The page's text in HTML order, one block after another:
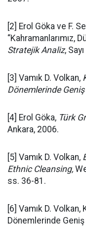
[2] Erol Göka ve F.
“Kahramanlarımız,
Stratejik Analiz,
[3] Vamık D. Volkan,
Dönemlerinde
[4] Erol Göka, Türk
Ankara, 2006.
[5] Vamık D. Volkan,
Ethnic Cleansing,
ss. 36-81.
[6] Vamık D.
Dönemlerinde